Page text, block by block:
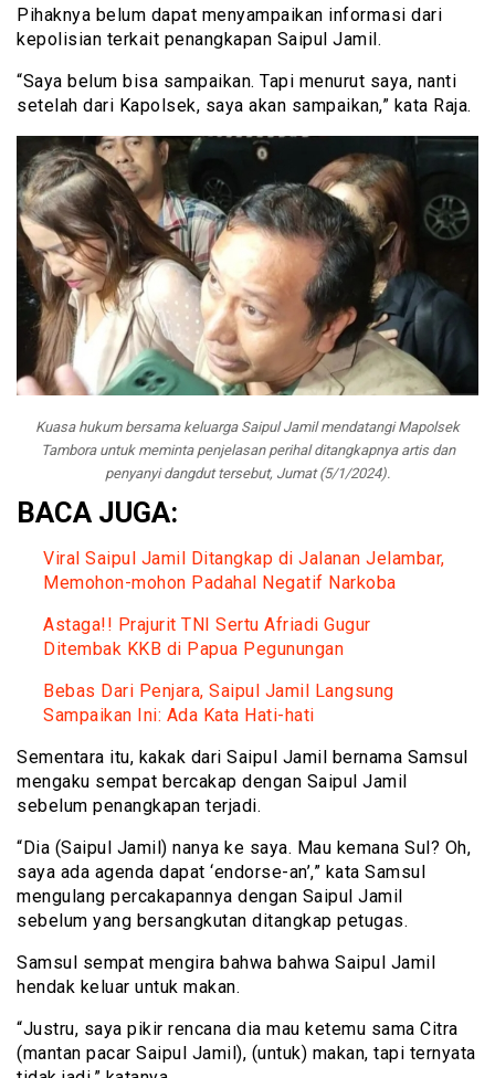
Pihaknya belum dapat menyampaikan informasi dari
kepolisian terkait penangkapan Saipul Jamil.
“Saya belum bisa sampaikan. Tapi menurut saya, nanti
setelah dari Kapolsek, saya akan sampaikan,” kata Raja.
Kuasa hukum bersama keluarga Saipul Jamil mendatangi Mapolsek
Tambora untuk meminta penjelasan perihal ditangkapnya artis dan
penyanyi dangdut tersebut, Jumat (5/1/2024).
BACA JUGA:
Viral Saipul Jamil Ditangkap di Jalanan Jelambar,
Memohon-mohon Padahal Negatif Narkoba
Astaga!! Prajurit TNI Sertu Afriadi Gugur
Ditembak KKB di Papua Pegunungan
Bebas Dari Penjara, Saipul Jamil Langsung
Sampaikan Ini: Ada Kata Hati-hati
Sementara itu, kakak dari Saipul Jamil bernama Samsul
mengaku sempat bercakap dengan Saipul Jamil
sebelum penangkapan terjadi.
“Dia (Saipul Jamil) nanya ke saya. Mau kemana Sul? Oh,
saya ada agenda dapat ‘endorse-an’,” kata Samsul
mengulang percakapannya dengan Saipul Jamil
sebelum yang bersangkutan ditangkap petugas.
Samsul sempat mengira bahwa bahwa Saipul Jamil
hendak keluar untuk makan.
“Justru, saya pikir rencana dia mau ketemu sama Citra
(mantan pacar Saipul Jamil), (untuk) makan, tapi ternyata